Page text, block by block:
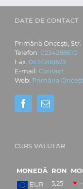
DATE DE CONTACT
Primăria Oncești, Str.
Telefon: 0234288610
Fax: 0234288622
E-mail: Contact
Web: Primăria
CURS VALUTAR
MONEDĂ RON
EUR
5,25